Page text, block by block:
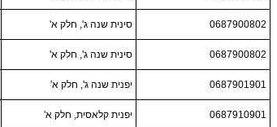
0687900802 סינית שנה ג', חלק א'
0687900802 סינית שנה ג', חלק א'
0687901901 יפנית שנה ג', חלק א'
0687910901 יפנית קלאסית, חלק א'